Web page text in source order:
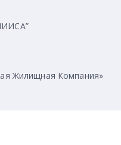
Жилищная Компания»